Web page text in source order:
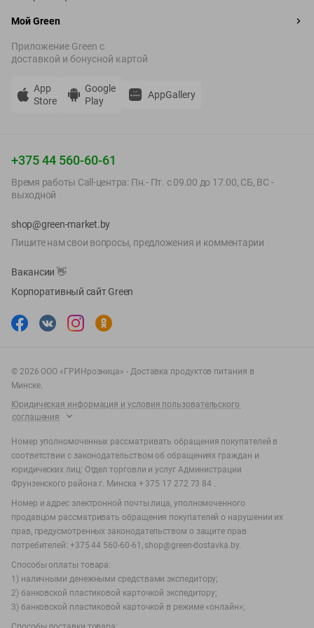
Закажите свежую микрозелень в интернет-магазине Green в
Минске с удобной доставкой.
Мой Green
Приложение Green c
доставкой и бонусной картой
App
Store
Google
Play
AppGallery
+375 44 560-60-61
Время работы Call-центра: Пн.- Пт. с 09.00 до 17.00, СБ, ВС -
выходной
shop@green-market.by
Пишите нам свои вопросы, предложения и комментарии
Вакансии 👋
Корпоративный сайт Green
© 2026 ООО «ГРИНрозница» - Доставка продуктов питания в
Минске.
Юридическая информация и условия пользовательского
соглашения
Номер уполномоченных рассматривать обращения покупателей в
соответствии с законодательством об обращениях граждан и
юридических лиц: Отдел торговли и услуг Администрации
Фрунзенского района г. Минска + 375 17 272 73 84 .
Номер и адрес электронной почты лица, уполномоченного
продавцом рассматривать обращения покупателей о нарушении их
прав, предусмотренных законодательством о защите прав
потребителей: +375 44 560-60-61, shop@green-dostavka.by.
Способы оплаты товара:
1) наличными денежными средствами экспедитору;
2) банковской пластиковой карточкой экспедитору;
3) банковской пластиковой карточкой в режиме «онлайн»;